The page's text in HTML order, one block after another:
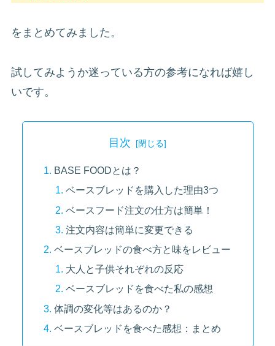
をまとめてみました。
試してみようか迷っている方の参考になれば嬉し
いです。
目次
BASE FOODとは？
ベースブレッドを購入した理由3つ
ベースフード注文の仕方は簡単！
注文内容は簡単に変更できる
ベースブレッドの食べ方と味をレビュー
大人と子供それぞれの反応
ベースブレッドを食べた私の感想
体調の変化等はあるのか？
ベースブレッドを食べた感想：まとめ